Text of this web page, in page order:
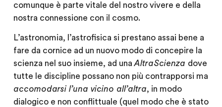
comunque è parte vitale del nostro vivere e della
nostra connessione con il cosmo.
L’astronomia, l’astrofisica si prestano assai bene a
fare da cornice ad un nuovo modo di concepire la
scienza nel suo insieme, ad unaAltraScienza dove
tutte le discipline possano non più contrapporsi ma
accomodarsi l’una vicino all’altra, in modo
dialogico e non conflittuale (quel modo che è stato